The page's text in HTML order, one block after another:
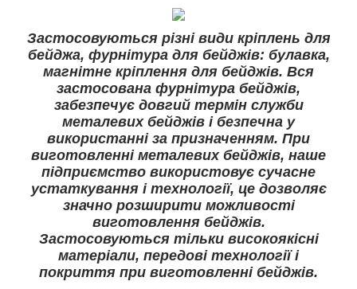
Застосовуються різні види кріплень для
бейджа, фурнітура для бейджів: булавка,
магнітне кріплення для бейджів. Вся
застосована фурнітура бейджів,
забезпечує довгий термін служби
металевих бейджів і безпечна у
використанні за призначенням. При
виготовленні металевих бейджів, наше
підприємство використовує сучасне
устаткування і технології, це дозволяє
значно розширити можливості
виготовлення бейджів.
Застосовуються тільки високоякісні
матеріали, передові технології і
покриття при виготовленні бейджів.